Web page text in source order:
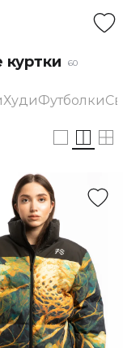
60
ХудиФутболки